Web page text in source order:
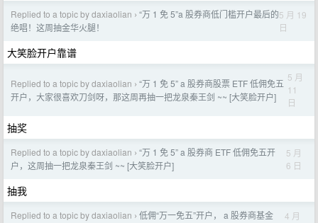
Replied to a topic by daxiaolian › “万 1 免 5”a 股券商低门槛开户最后的
绝唱！这周抽金华火腿！
5 月 19
日
大笑脸开户靠谱
Replied to a topic by daxiaolian › “万 1 免 5” a 股券商股票 ETF 低佣免五
开户，大家很喜欢刀剑呀，那这周再抽一把龙泉秦王剑 ~~ [大笑脸开户]
5 月
11
日
抽奖
Replied to a topic by daxiaolian › “万 1 免 5” a 股券商 ETF 低佣免五开
户，这周抽一把龙泉秦王剑 ~~ [大笑脸开户]
5 月
6 日
抽我
Replied to a topic by daxiaolian › 低佣“万一免五”开户， a 股券商基金
4 月